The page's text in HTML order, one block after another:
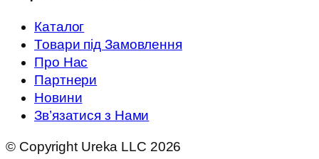
Каталог
Товари під Замовлення
Про Нас
Партнери
Новини
Зв’язатися з Нами
© Copyright Ureka LLC 2026